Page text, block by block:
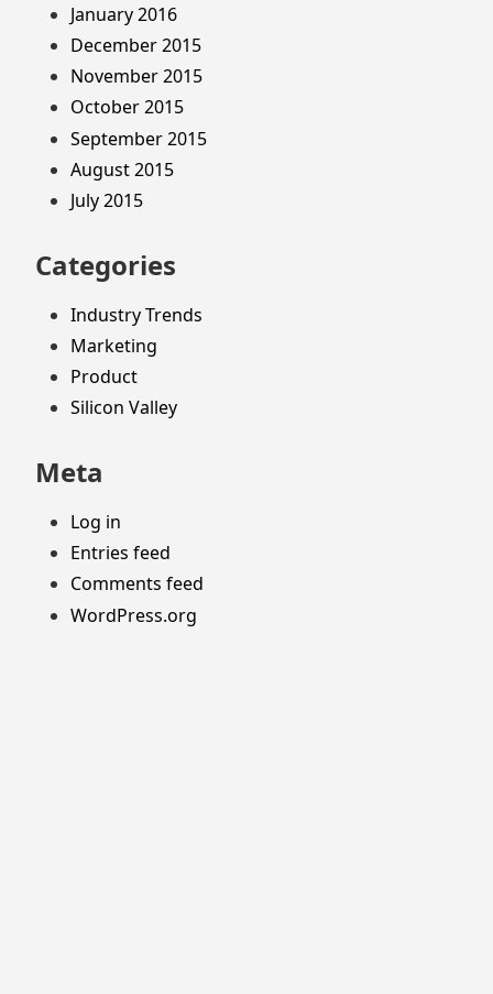
January 2016
December 2015
November 2015
October 2015
September 2015
August 2015
July 2015
Categories
Industry Trends
Marketing
Product
Silicon Valley
Meta
Log in
Entries feed
Comments feed
WordPress.org